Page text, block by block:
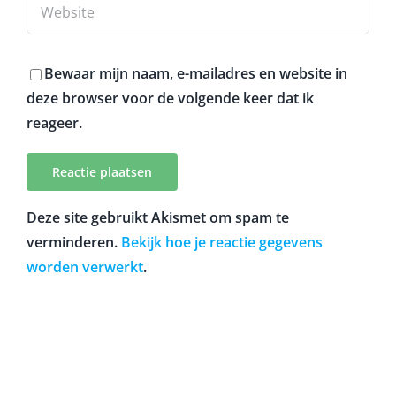
Bewaar mijn naam, e-mailadres en website in
deze browser voor de volgende keer dat ik
reageer.
Deze site gebruikt Akismet om spam te
verminderen. Bekijk hoe je reactie gegevens
worden verwerkt.